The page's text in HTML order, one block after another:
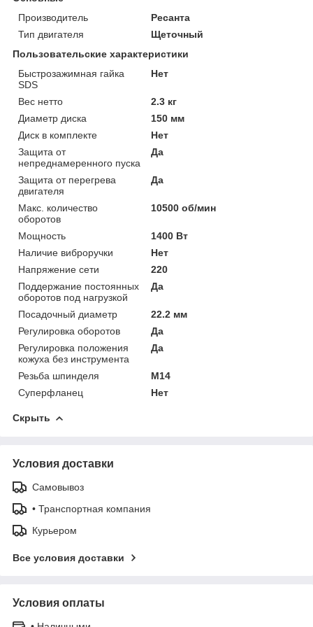
Производитель
Ресанта
Тип двигателя
Щеточный
Пользовательские характеристики
Быстрозажимная гайка
SDS
Нет
Вес нетто
2.3 кг
Диаметр диска
150 мм
Диск в комплекте
Нет
Защита от
непреднамеренного пуска
Да
Защита от перегрева
двигателя
Да
Макс. количество
оборотов
10500 об/мин
Мощность
1400 Вт
Наличие виброручки
Нет
Напряжение сети
220
Поддержание постоянных
оборотов под нагрузкой
Да
Посадочный диаметр
22.2 мм
Регулировка оборотов
Да
Регулировка положения
кожуха без инструмента
Да
Резьба шпинделя
M14
Суперфланец
Нет
Скрыть
Условия доставки
Самовывоз
• Транспортная компания
Курьером
Все условия доставки
Условия оплаты